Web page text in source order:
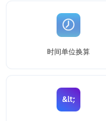
时间单位换算